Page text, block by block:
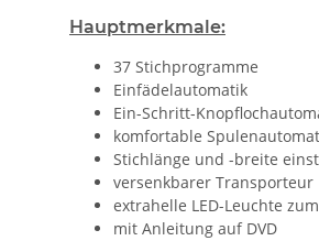
Hauptmerkmale:
37 Stichprogramme
Einfädelautomatik
Ein-Schritt-
komfortable
Stichlänge und -breite
versenkbarer Transporteur
extrahelle LED-Leuchte
mit Anleitung auf DVD